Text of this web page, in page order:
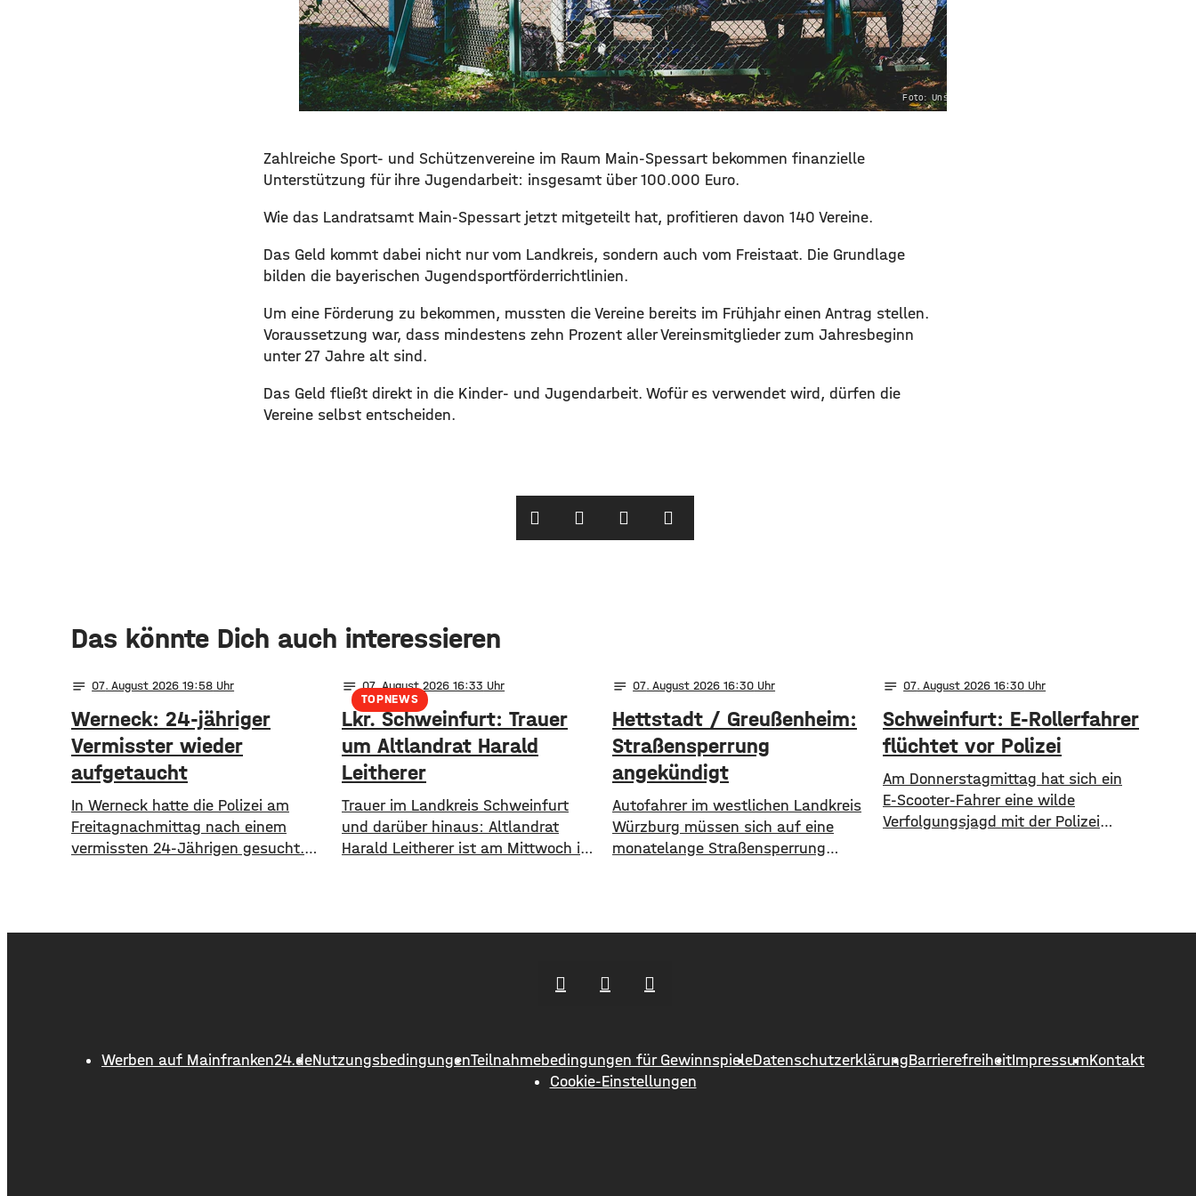
Foto: Unsplash
Zahlreiche Sport- und Schützenvereine im Raum Main-Spessart bekommen finanzielle
Unterstützung für ihre Jugendarbeit: insgesamt über 100.000 Euro.
Wie das Landratsamt Main-Spessart jetzt mitgeteilt hat, profitieren davon 140 Vereine.
Das Geld kommt dabei nicht nur vom Landkreis, sondern auch vom Freistaat. Die Grundlage
bilden die bayerischen Jugendsportförderrichtlinien.
Um eine Förderung zu bekommen, mussten die Vereine bereits im Frühjahr einen Antrag stellen.
Voraussetzung war, dass mindestens zehn Prozent aller Vereinsmitglieder zum Jahresbeginn
unter 27 Jahre alt sind.
Das Geld fließt direkt in die Kinder- und Jugendarbeit. Wofür es verwendet wird, dürfen die
Vereine selbst entscheiden.
Das könnte Dich auch interessieren
notes 07. August 2026 19:58
Werneck: 24-jähriger
Vermisster wieder
aufgetaucht
In Werneck hatte die Polizei am
Freitagnachmittag nach einem
vermissten 24-Jährigen gesucht.
für viel Aufsehen gesorgt, da auch
TOPNEWS
notes 07. August 2026 16:33
Lkr. Schweinfurt: Trauer
um Altlandrat Harald
Leitherer
Trauer im Landkreis Schweinfurt
und darüber hinaus: Altlandrat
Harald Leitherer ist am Mittwoch im
Schweinfurt. In seiner Amtszeit
flächendeckendes Radwegenetz mit
führte der
notes 07. August 2026 16:30
Hettstadt / Greußenheim:
Straßensperrung
angekündigt
Autofahrer im westlichen Landkreis
Würzburg müssen sich auf eine
monatelange Straßensperrung
Das kündigt das Staatliche Bauamt
werden, sie weist Verdrückungen,
Abbrüche, Risse und gebrochene
werden. Die Arbeiten seien unter
notes 07. August 2026 16:30
Schweinfurt: E-Rollerfahrer
flüchtet vor Polizei
Am Donnerstagmittag hat sich ein
E-Scooter-Fahrer eine wilde
Verfolgungsjagd mit der Polizei
Geschwindigkeit fuhr er in Richtung
Werben auf Mainfranken24.deNutzungsbedingungenTeilnahmebedingungen für GewinnspieleDatenschutzerklärungBarrierefreiheitImpressumKontakt
Cookie-Einstellungen